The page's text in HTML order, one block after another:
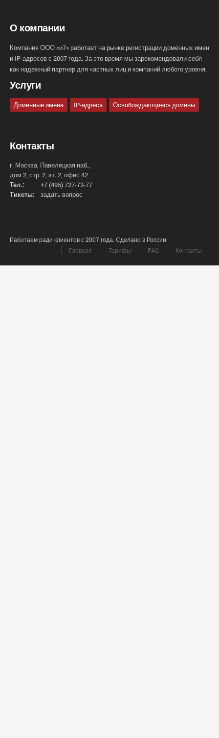
О компании
Компания ООО «и7» работает на рынке регистрации доменных имен
и IP-адресов с 2007 года. За это время мы зарекомендовали себя
как надежный партнер для частных лиц и компаний любого уровня.
Услуги
Доменные имена IP-адреса Освобождающиеся домены
Контакты
г. Москва, Павелецкая наб.,
дом 2, стр. 2, эт. 2, офис 42
Тел.:
+7 (495) 727-73-77
Тикеты:
задать вопрос
Работаем ради клиентов с 2007 года. Сделано в России.
Главная
Тарифы FAQ Контакты